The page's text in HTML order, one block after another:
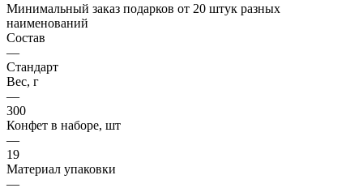
Минимальный заказ подарков от 20 штук разных
наименований
Состав
—
Стандарт
Вес, г
—
300
Конфет в наборе, шт
—
19
Материал упаковки
—